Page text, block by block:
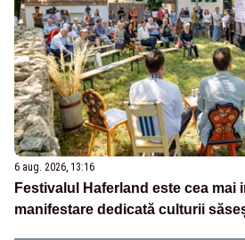
6 aug. 2026, 13:16
Festivalul Haferland este cea mai
manifestare dedicată culturii